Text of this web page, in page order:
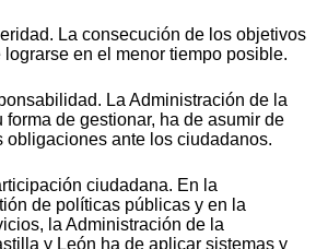
La consecución de los objetivos
en el menor tiempo posible.
La Administración de la
forma de gestionar, ha de asumir de
obligaciones ante los ciudadanos.
ciudadana. En la
de políticas públicas y en la
la Administración de la
y León ha de aplicar sistemas y